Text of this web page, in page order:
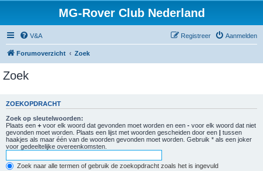
MG-Rover Club Nederland
V&A Aanmelden
Registreer
Forumoverzicht Zoek
Zoek
ZOEKOPDRACHT
Zoek op sleutelwoorden:
Plaats een + voor elk woord dat gevonden moet worden en een - voor elk woord dat niet
gevonden moet worden. Plaats een lijst met woorden gescheiden door een | tussen
haakjes als maar één van de woorden gevonden moet worden. Gebruik * als een joker
voor gedeeltelijke overeenkomsten.
Zoek naar alle termen of gebruik de zoekopdracht zoals het is ingevuld